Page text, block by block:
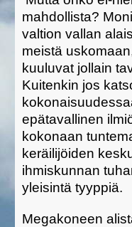
mahdollista?
valtion vallan
meistä
kuuluvat jollain
Kuitenkin jos
epätavallinen
kokonaan
keräilijöiden
ihmiskunnan
yleisintä tyyppiä.
Megakoneen